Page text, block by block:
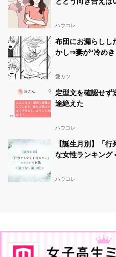
ハウコレ
布団にお漏らしし
かし⇒妻が“冷め
愛カツ
定型文を確認せず
途絶えた
ハウコレ
【誕生月別】「
な女性ランキング
ハウコレ